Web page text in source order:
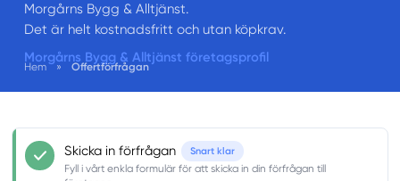
Morgårns Bygg & Alltjänst.
Det är helt kostnadsfritt och utan köpkrav.
Morgårns Bygg & Alltjänst företagsprofil
Hem » Offertförfrågan
Skicka in förfrågan Snart klar
Fyll i vårt enkla formulär för att skicka in din förfrågan till